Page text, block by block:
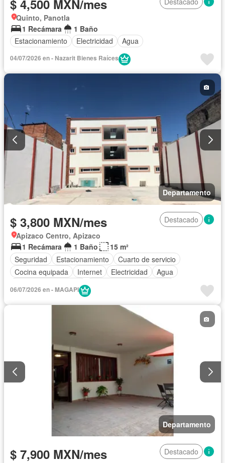
$ 4,500 MXN/mes
Quinto, Panotla
1 Recámara
1 Baño
Estacionamiento
Electricidad Agua
04/07/2026 en - Nazarit Bienes Raíces
Departamento
$ 3,800 MXN/mes
Destacado
Apizaco Centro, Apizaco
1 Recámara
1 Baño
15 m²
Seguridad
Estacionamiento
Cuarto de servicio
Cocina equipada
Internet Electricidad
Agua
Recámara con closet
06/07/2026 en - MAGAPI
Departamento
$ 7,900 MXN/mes
Destacado